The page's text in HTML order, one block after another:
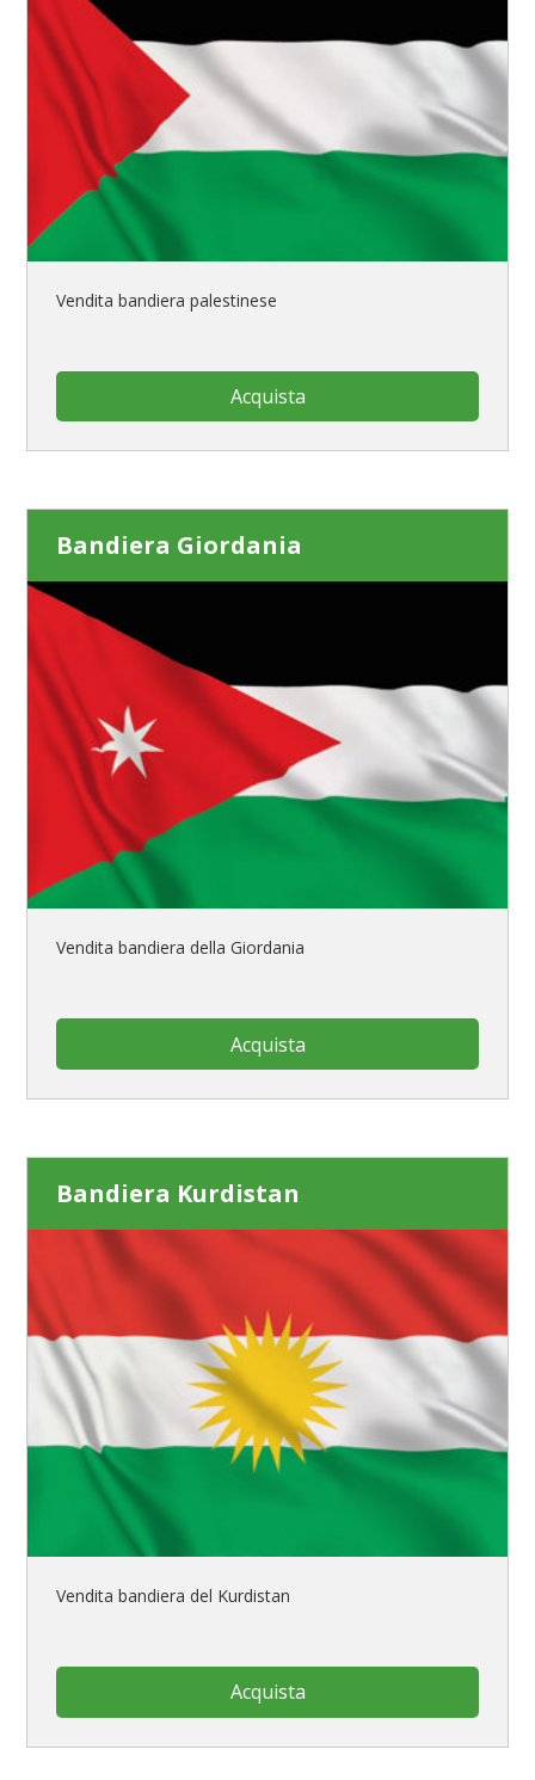
Vendita bandiera palestinese
Acquista
Bandiera Giordania
Vendita bandiera della Giordania
Acquista
Bandiera Kurdistan
Vendita bandiera del Kurdistan
Acquista